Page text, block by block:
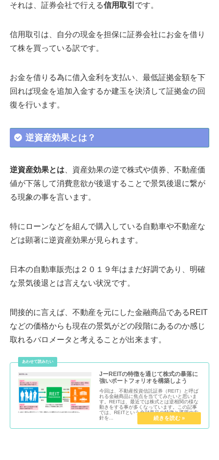
それは、証券会社で行える信用取引 です。
信用取引は、自分の現金を担保に証券会社にお金を借り
て株を買っている訳です。
お金を借りる為に借入金利を支払い、最低証拠金額を下
回れば現金を追加入金するか建玉を決済して証拠金の回
復を行います。
逆資産効果とは？
逆資産効果とは 、資産効果の逆で株式や債券、不動産価
値が下落して消費意欲が後退することで景気後退に繋が
る現象の事を言います。
特にローンなどを組んで購入している自動車や不動産な
どは顕著に逆資産効果が見られます。
日本の自動車販売は２０１９年はまだ好調であり、明確
な景気後退とは言えない状況です。
間接的に言えば、不動産を元にした金融商品であるREIT
などの価格からも現在の景気がどの段階にあるのか感じ
取れるバロメータと考えることが出来ます。
JーREITの特徴を通じて株式の暴落に
強いポートフォリオを構築しよう
今回は、不動産投資信託証券（REIT）と呼ば
れる金融商品に焦点を当ててみたいと思いま
す。REITは、最近では株式とは逆相関の様な
動きをする事が多くなっています。この記事
では、REITという金融商品の特徴と運用の方
針を...